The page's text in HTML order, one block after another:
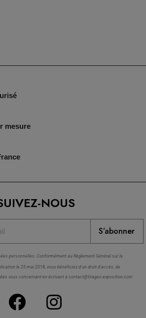
mesure
NOUS
S’abonner
personnelles. Conformément au Règlement Général sur la
le 25 mai 2018, vous bénéficiez d'un droit d'accès, de
vous concernant en écrivant à contact@tirages-exposition.com